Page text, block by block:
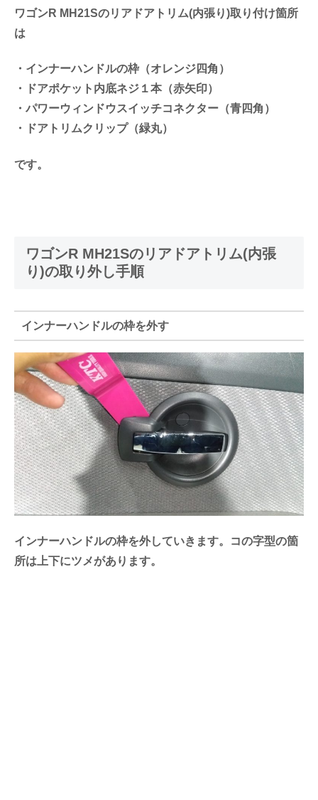
ワゴンR MH21Sのリアドアトリム(内張り)取り付け箇所
は
・インナーハンドルの枠（オレンジ四角）
・ドアポケット内底ネジ１本（赤矢印）
・パワーウィンドウスイッチコネクター（青四角）
・ドアトリムクリップ（緑丸）
です。
ワゴンR MH21Sのリアドアトリム(内張
り)の取り外し手順
インナーハンドルの枠を外す
インナーハンドルの枠を外していきます。コの字型の箇
所は上下にツメがあります。